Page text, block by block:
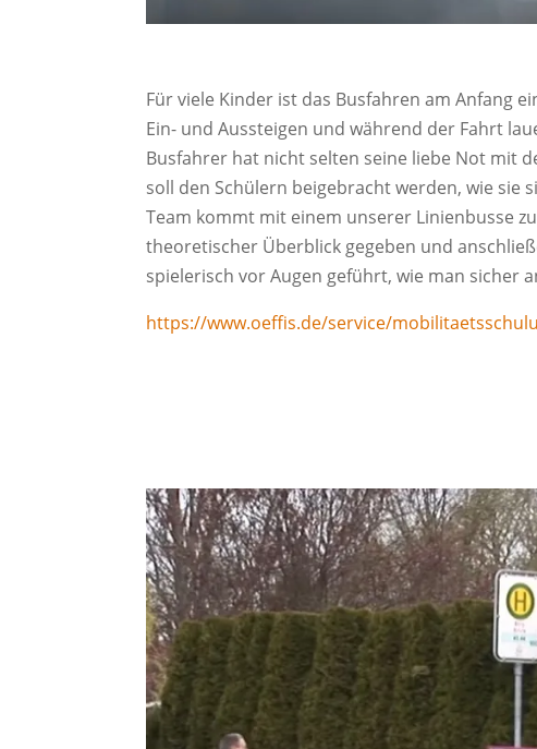
Für viele Kinder ist das Busfahren am Anfang
Ein- und Aussteigen und während der Fahrt
Busfahrer hat nicht selten seine liebe Not mit
soll den Schülern beigebracht werden, wie sie
Team kommt mit einem unserer Linienbusse
theoretischer Überblick gegeben und
spielerisch vor Augen geführt, wie man sicher
https://www.oeffis.de/service/